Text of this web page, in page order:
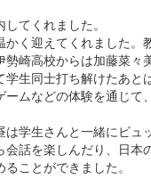
てくれました。
く迎えてくれました。
崎高校からは加藤菜々
生同士打ち解けたあと
ムなどの体験を通じて
学生さんと一緒にビュ
話を楽しんだり、日本
ことができました。